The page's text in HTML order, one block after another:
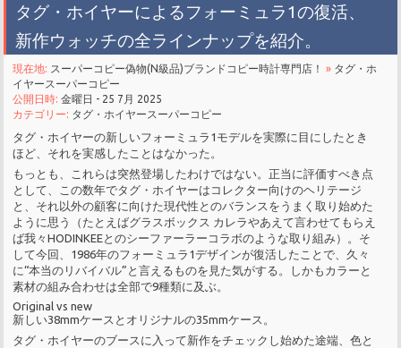
タグ・ホイヤーによるフォーミュラ1の復活、
新作ウォッチの全ラインナップを紹介。
現在地: スーパーコピー偽物(N級品)ブランドコピー時計専門店！ » タグ・ホ
イヤースーパーコピー
公開日時:金曜日 - 25 7月 2025
カテゴリー: タグ・ホイヤースーパーコピー
タグ・ホイヤーの新しいフォーミュラ1モデルを実際に目にしたとき
ほど、それを実感したことはなかった。
もっとも、これらは突然登場したわけではない。正当に評価すべき点
として、この数年でタグ・ホイヤーはコレクター向けのヘリテージ
と、それ以外の顧客に向けた現代性とのバランスをうまく取り始めた
ように思う（たとえばグラスボックス カレラやあえて言わせてもらえ
ば我々HODINKEEとのシーファーラーコラボのような取り組み）。そ
して今回、1986年のフォーミュラ1デザインが復活したことで、久々
に“本当のリバイバル”と言えるものを見た気がする。しかもカラーと
素材の組み合わせは全部で9種類に及ぶ。
Original vs new
新しい38mmケースとオリジナルの35mmケース。
タグ・ホイヤーのブースに入って新作をチェックし始めた途端、色と